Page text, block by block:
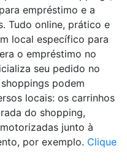
empréstimo e a
Tudo online, prático e
local específico para
o empréstimo no
seu pedido no
podem
locais: os carrinhos
do shopping,
junto à
por exemplo. Clique